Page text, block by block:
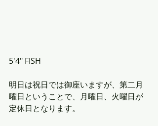
5'4" FISH
明日は祝日では御座いますが、第二月
曜日ということで、月曜日、火曜日が
定休日となります。